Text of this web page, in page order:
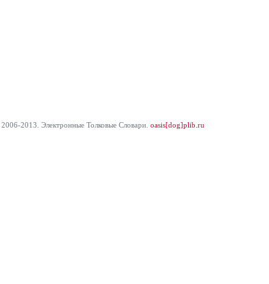
2006-2013. Электронные Толковые Cловари. oasis[dog]plib.ru